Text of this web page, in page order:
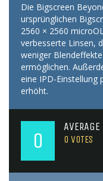
Die Bigscreen
ursprünglichen
2560 × 2560
verbesserte Linsen,
weniger
ermöglichen.
eine IPD-Einstellung
erhöht.
0 0 VOTES